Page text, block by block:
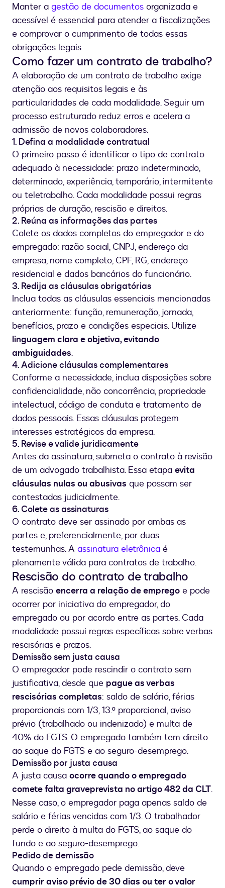
Manter a gestão de documentos organizada e
acessível é essencial para atender a fiscalizações
e comprovar o cumprimento de todas essas
obrigações legais.
Como fazer um contrato de trabalho?
A elaboração de um contrato de trabalho exige
atenção aos requisitos legais e às
particularidades de cada modalidade. Seguir um
processo estruturado reduz erros e acelera a
admissão de novos colaboradores.
1. Defina a modalidade contratual
O primeiro passo é identificar o tipo de contrato
adequado à necessidade: prazo indeterminado,
determinado, experiência, temporário, intermitente
ou teletrabalho. Cada modalidade possui regras
próprias de duração, rescisão e direitos.
2. Reúna as informações das partes
Colete os dados completos do empregador e do
empregado: razão social, CNPJ, endereço da
empresa, nome completo, CPF, RG, endereço
residencial e dados bancários do funcionário.
3. Redija as cláusulas obrigatórias
Inclua todas as cláusulas essenciais mencionadas
anteriormente: função, remuneração, jornada,
benefícios, prazo e condições especiais. Utilize
linguagem clara e objetiva, evitando
ambiguidades.
4. Adicione cláusulas complementares
Conforme a necessidade, inclua disposições sobre
confidencialidade, não concorrência, propriedade
intelectual, código de conduta e tratamento de
dados pessoais. Essas cláusulas protegem
interesses estratégicos da empresa.
5. Revise e valide juridicamente
Antes da assinatura, submeta o contrato à revisão
de um advogado trabalhista. Essa etapa evita
cláusulas nulas ou abusivas que possam ser
contestadas judicialmente.
6. Colete as assinaturas
O contrato deve ser assinado por ambas as
partes e, preferencialmente, por duas
testemunhas. A assinatura eletrônica é
plenamente válida para contratos de trabalho.
Rescisão do contrato de trabalho
A rescisão encerra a relação de emprego e pode
ocorrer por iniciativa do empregador, do
empregado ou por acordo entre as partes. Cada
modalidade possui regras específicas sobre verbas
rescisórias e prazos.
Demissão sem justa causa
O empregador pode rescindir o contrato sem
justificativa, desde que pague as verbas
rescisórias completas: saldo de salário, férias
proporcionais com 1/3, 13.º proporcional, aviso
prévio (trabalhado ou indenizado) e multa de
40% do FGTS. O empregado também tem direito
ao saque do FGTS e ao seguro-desemprego.
Demissão por justa causa
A justa causa ocorre quando o empregado
comete falta graveprevista no artigo 482 da CLT.
Nesse caso, o empregador paga apenas saldo de
salário e férias vencidas com 1/3. O trabalhador
perde o direito à multa do FGTS, ao saque do
fundo e ao seguro-desemprego.
Pedido de demissão
Quando o empregado pede demissão, deve
cumprir aviso prévio de 30 dias ou ter o valor